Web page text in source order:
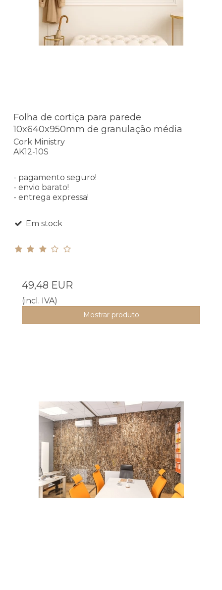
Folha de cortiça para parede
10x640x950mm de granulação média
Cork Ministry
AK12-10S
- pagamento seguro!
- envio barato!
- entrega expressa!
Em stock
49,48 EUR
(incl. IVA)
Mostrar produto